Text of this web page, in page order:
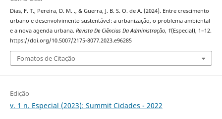
Dias, F. T., Pereira, D. M. ., & Guerra, J. B. S. O. de A. (2024). Entre crescimento
urbano e desenvolvimento sustentável: a urbanização, o problema ambiental
e a nova agenda urbana. Revista De Ciências Da Administração, 1(Especial), 1–12.
https://doi.org/10.5007/2175-8077.2023.e96285
Fomatos de Citação
Edição
v. 1 n. Especial (2023): Summit Cidades - 2022